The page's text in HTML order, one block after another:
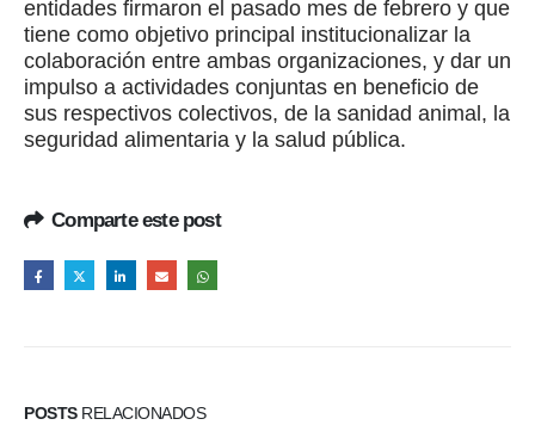
entidades firmaron el pasado mes de febrero y que
tiene como objetivo principal institucionalizar la
colaboración entre ambas organizaciones, y dar un
impulso a actividades conjuntas en beneficio de
sus respectivos colectivos, de la sanidad animal, la
seguridad alimentaria y la salud pública.
Comparte este post
POSTSRELACIONADOS